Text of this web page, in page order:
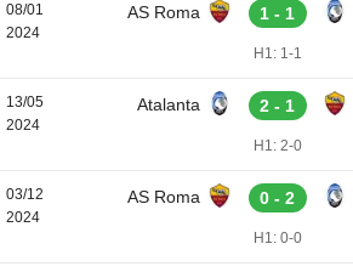
08/01
2024
AS Roma 1 - 1
H1: 1-1
13/05
2024
Atalanta 2 - 1
H1: 2-0
03/12
2024
AS Roma 0 - 2
H1: 0-0